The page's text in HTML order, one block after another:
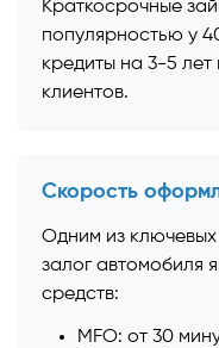
Краткосрочные
популярностью у
кредиты на 3-5
клиентов.
Скорость
Одним из
залог автомобиля
средств:
MFO: от 30